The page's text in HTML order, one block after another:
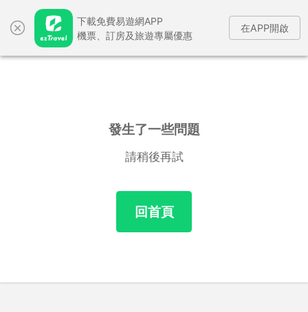
下載免費易遊網APP
機票、訂房及旅遊專屬優惠
在APP開啟
發生了一些問題
請稍後再試
回首頁